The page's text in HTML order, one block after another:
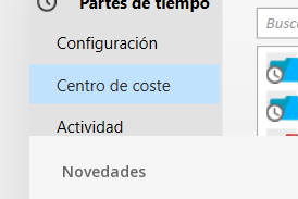
Novedades
coste